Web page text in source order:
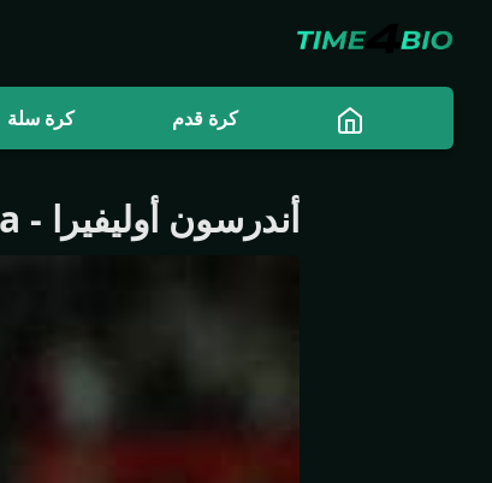
كرة قدم كرة سلة
أندرسون أوليفيرا -